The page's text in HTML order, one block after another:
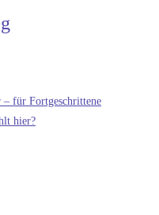
– für Fortgeschrittene
hier?